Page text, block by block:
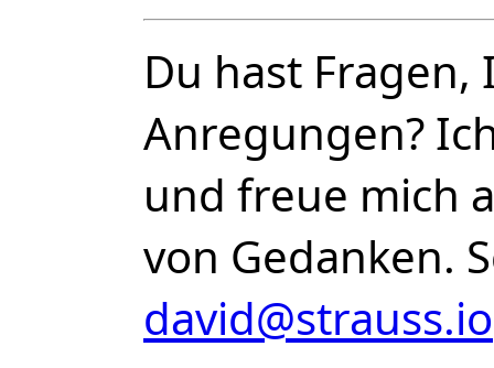
Du hast
Anregungen?
und freue mich
von Gedanken.
david@strauss.io